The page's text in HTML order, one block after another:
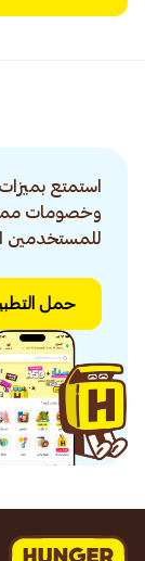
استمتع
وخصومات
للمستخدمين
حمل